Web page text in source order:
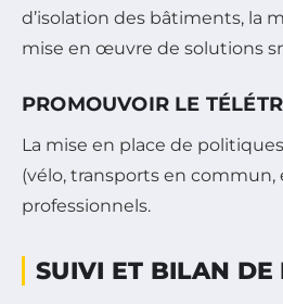
d’isolation des bâtiments, la
mise en œuvre de solutions
PROMOUVOIR LE
La mise en place de
(vélo, transports en
professionnels.
SUIVI ET BILAN DE